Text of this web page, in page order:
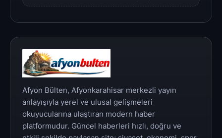
Afyon Bülten, Afyonkarahisar merkezli yayın
anlayışıyla yerel ve ulusal gelişmeleri
okuyucularına ulaştıran modern haber
platformudur. Güncel haberleri hızlı, doğru ve